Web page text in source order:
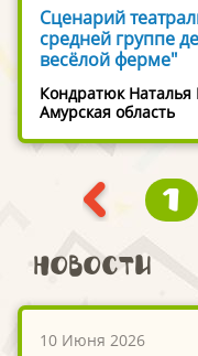
Сценарий
средней группе
весёлой ферме"
Кондратюк Наталья
Амурская область
1
Новости
10 Июня 2026